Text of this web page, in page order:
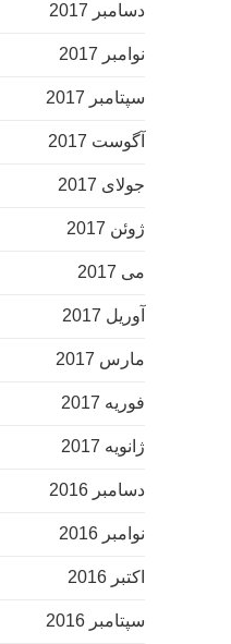
دسامبر 2017
نوامبر 2017
سپتامبر 2017
آگوست 2017
جولای 2017
ژوئن 2017
می 2017
آوریل 2017
مارس 2017
فوریه 2017
ژانویه 2017
دسامبر 2016
نوامبر 2016
اکتبر 2016
سپتامبر 2016